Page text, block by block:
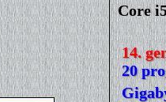
Core
14.
20